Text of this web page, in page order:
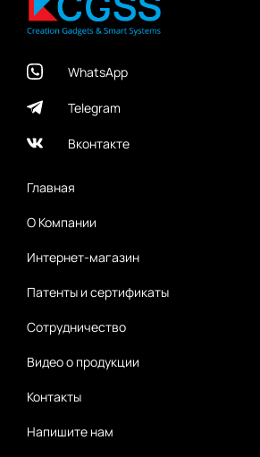
WhatsApp
Telegram
Вконтакте
Главная
О Компании
Интернет-магазин
Патенты и сертификаты
Сотрудничество
Видео о продукции
Контакты
Напишите нам